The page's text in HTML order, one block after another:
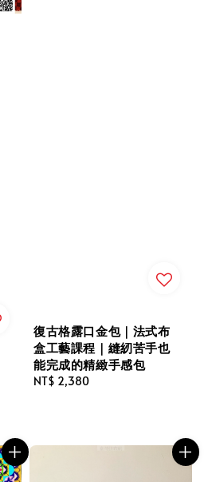
復古格露口金包｜法式布
盒工藝課程｜縫紉苦手也
能完成的精緻手感包
Regular
NT$ 2,380